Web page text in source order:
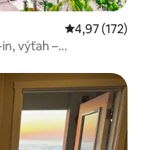
Priemerné
4,97 (172)
výťah –